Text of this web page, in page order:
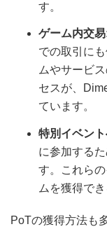
す。
ゲーム内交
での取引に
ムやサービ
セスが、
ています。
特別イベン
に参加する
す。これら
ムを獲得で
PoTの獲得方法も